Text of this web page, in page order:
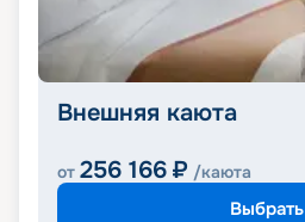
Внешняя каюта
от 256 166 ₽ /каюта
Выбрать